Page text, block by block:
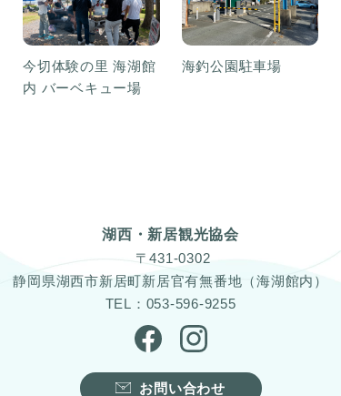
今切体験の里 海湖館
内 バーベキュー場
海釣公園駐車場
湖西・新居観光協会
〒431-0302
静岡県湖西市新居町新居官有無番地（海湖館内）
TEL：053-596-9255
お問い合わせ